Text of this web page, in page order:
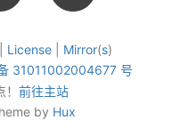
License Mirror(s)
31011002004677 号
前往主站
by Hux